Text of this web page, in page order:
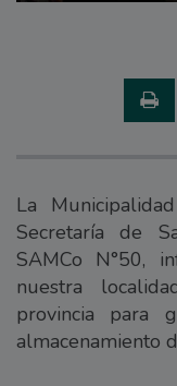
La
Secretaría de
SAMCo N°50,
nuestra
provincia para
almacenamiento